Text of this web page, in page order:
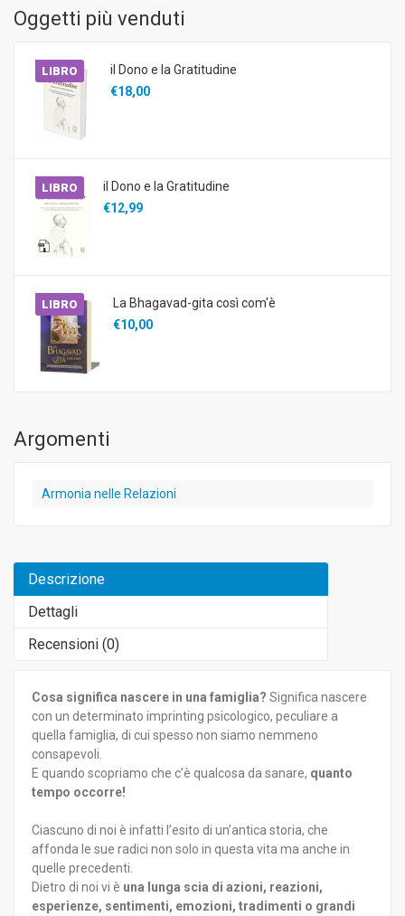
Oggetti più venduti
LIBRO
il Dono e la Gratitudine
€18,00
LIBRO
il Dono e la Gratitudine
€12,99
LIBRO
La Bhagavad-gita così com'è
€10,00
Argomenti
Armonia nelle Relazioni
Descrizione
Dettagli
Recensioni (0)
Cosa significa nascere in una famiglia? Significa nascere
con un determinato imprinting psicologico, peculiare a
quella famiglia, di cui spesso non siamo nemmeno
consapevoli.
E quando scopriamo che c’è qualcosa da sanare, quanto
tempo occorre!
Ciascuno di noi è infatti l’esito di un’antica storia, che
affonda le sue radici non solo in questa vita ma anche in
quelle precedenti.
Dietro di noi vi è una lunga scia di azioni, reazioni,
esperienze, sentimenti, emozioni, tradimenti o grandi